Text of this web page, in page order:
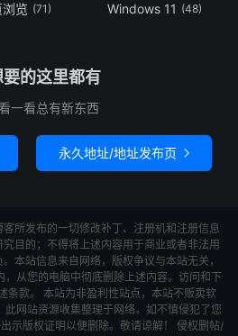
览 (71) Windows 11 (48)
的这里都有
一看总有新东西
永久地址/地址发布页 
所发布的一切修改补丁、注册机和注册信息
目的；不得将上述内容用于商业或者非法用
本站信息来自网络，版权争议与本站无关，
从您的电脑中彻底删除上述内容。访问和下
条款。 本站为非盈利性站点，本站不贩卖软
网站资源收集整理于网络，如不慎侵犯了您
示版权证明以便删除。敬请谅解！ 侵权删帖/